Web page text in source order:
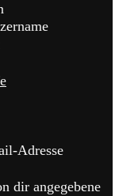
Adresse
dir angegebene